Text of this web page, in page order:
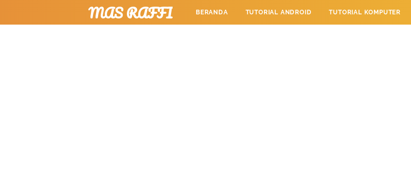
MAS RAFFI BERANDA TUTORIAL ANDROID TUTORIAL KOMPUTER